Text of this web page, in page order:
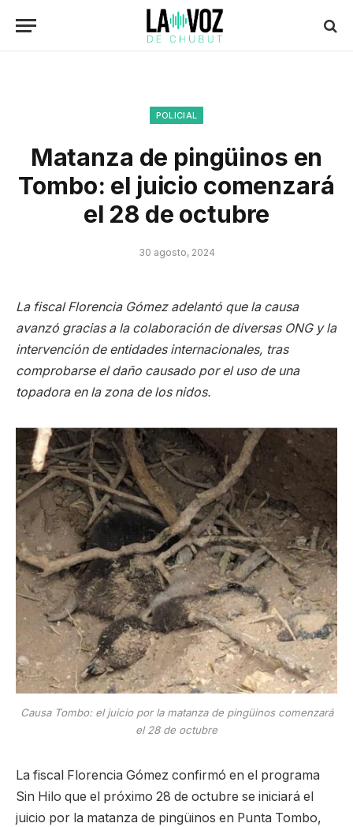
POLICIAL
Matanza de pingüinos en
Tombo: el juicio comenzará
el 28 de octubre
30 agosto, 2024
La fiscal Florencia Gómez adelantó que la causa
avanzó gracias a la colaboración de diversas ONG y la
intervención de entidades internacionales, tras
comprobarse el daño causado por el uso de una
topadora en la zona de los nidos.
Causa Tombo: el juicio por la matanza de pingüinos comenzará
el 28 de octubre
La fiscal Florencia Gómez confirmó en el programa
Sin Hilo que el próximo 28 de octubre se iniciará el
juicio por la matanza de pingüinos en Punta Tombo,